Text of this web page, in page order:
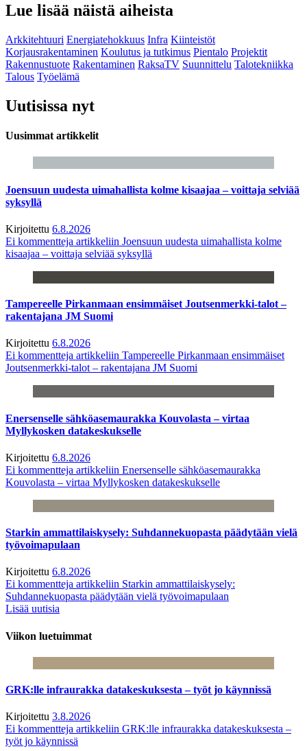
Lue lisää näistä aiheista
Arkkitehtuuri Energiatehokkuus Infra Kiinteistöt
Korjausrakentaminen Koulutus ja tutkimus Pientalo Projektit
Rakennustuote Rakentaminen RaksaTV Suunnittelu Talotekniikka
Talous Työelämä
Uutisissa nyt
Uusimmat artikkelit
Joensuun uudesta uimahallista kolme kisaajaa – voittaja selviää
syksyllä
Kirjoitettu 6.8.2026
Ei kommentteja artikkeliin Joensuun uudesta uimahallista kolme
kisaajaa – voittaja selviää syksyllä
Tampereelle Pirkanmaan ensimmäiset Joutsenmerkki-talot –
rakentajana JM Suomi
Kirjoitettu 6.8.2026
Ei kommentteja artikkeliin Tampereelle Pirkanmaan ensimmäiset
Joutsenmerkki-talot – rakentajana JM Suomi
Enersenselle sähköasemaurakka Kouvolasta – virtaa
Myllykosken datakeskukselle
Kirjoitettu 6.8.2026
Ei kommentteja artikkeliin Enersenselle sähköasemaurakka
Kouvolasta – virtaa Myllykosken datakeskukselle
Starkin ammattilaiskysely: Suhdannekuopasta päädytään vielä
työvoimapulaan
Kirjoitettu 6.8.2026
Ei kommentteja artikkeliin Starkin ammattilaiskysely:
Suhdannekuopasta päädytään vielä työvoimapulaan
Lisää uutisia
Viikon luetuimmat
GRK:lle infraurakka datakeskuksesta – työt jo käynnissä
Kirjoitettu 3.8.2026
Ei kommentteja artikkeliin GRK:lle infraurakka datakeskuksesta –
työt jo käynnissä